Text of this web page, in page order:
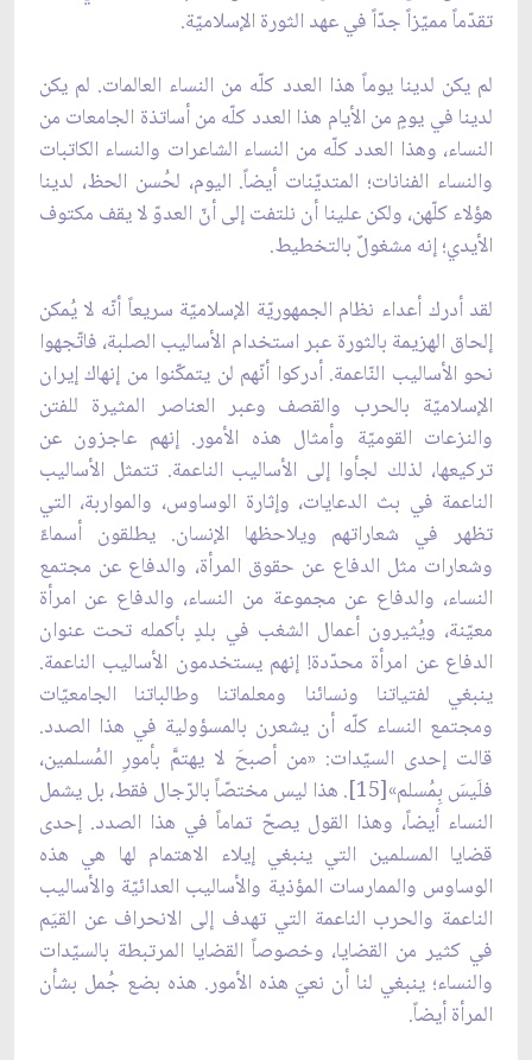
تقدّماً مميّزاً جدّاً في عهد الثورة الإسلاميّة.
لم يكن لدينا يوماً هذا العدد كلّه من النساء العالمات. لم يكن
لدينا في يومٍ من الأيام هذا العدد كلّه من أساتذة الجامعات من
النساء، وهذا العدد كلّه من النساء الشاعرات والنساء الكاتبات
والنساء الفنانات؛ المتديّنات أيضاً. اليوم، لحُسن الحظ، لدينا
هؤلاء كلّهن، ولكن علينا أن نلتفت إلى أنّ العدوّ لا يقف مكتوف
الأيدي؛ إنه مشغولٌ بالتخطيط.
لقد أدرك أعداء نظام الجمهوريّة الإسلاميّة سريعاً أنّه لا يُمكن
إلحاق الهزيمة بالثورة عبر استخدام الأساليب الصلبة، فاتّجهوا
نحو الأساليب النّاعمة. أدركوا أنّهم لن يتمكّنوا من إنهاك إيران
الإسلاميّة بالحرب والقصف وعبر العناصر المثيرة للفتن
والنزعات القوميّة وأمثال هذه الأمور. إنهم عاجزون عن
تركيعها، لذلك لجأوا إلى الأساليب الناعمة. تتمثل الأساليب
الناعمة في بث الدعايات، وإثارة الوساوس، والمواربة، التي
تظهر في شعاراتهم ويلاحظها الإنسان. يطلقون أسماءً
وشعارات مثل الدفاع عن حقوق المرأة، والدفاع عن مجتمع
النساء، والدفاع عن مجموعة من النساء، والدفاع عن امرأة
معيّنة، ويُثيرون أعمال الشغب في بلدٍ بأكمله تحت عنوان
الدفاع عن امرأة محدّدة! إنهم يستخدمون الأساليب الناعمة.
ينبغي لفتياتنا ونسائنا ومعلماتنا وطالباتنا الجامعيّات
ومجتمع النساء كلّه أن يشعرن بالمسؤولية في هذا الصدد.
قالت إحدى السيّدات: «من أصبحَ لا يهتمَّ بأمورِ المُسلمين،
فلَيسَ بِمُسلم»[15]. هذا ليس مختصّاً بالرّجال فقط، بل يشمل
النساء أيضاً، وهذا القول يصحّ تماماً في هذا الصدد. إحدى
قضايا المسلمين التي ينبغي إيلاء الاهتمام لها هي هذه
الوساوس والممارسات المؤذية والأساليب العدائيّة والأساليب
الناعمة والحرب الناعمة التي تهدف إلى الانحراف عن القيَم
في كثير من القضايا، وخصوصاً القضايا المرتبطة بالسيّدات
والنساء؛ ينبغي لنا أن نعيَ هذه الأمور. هذه بضع جُمل بشأن
المرأة أيضاً.